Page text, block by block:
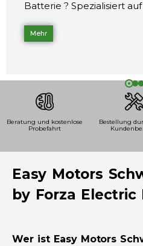
Batterie ? Spezialisiert
Mehr
Beratung und kostenlose
Probefahrt
Bestellung
Easy Motors
by Forza Electric
Wer ist Easy Motors